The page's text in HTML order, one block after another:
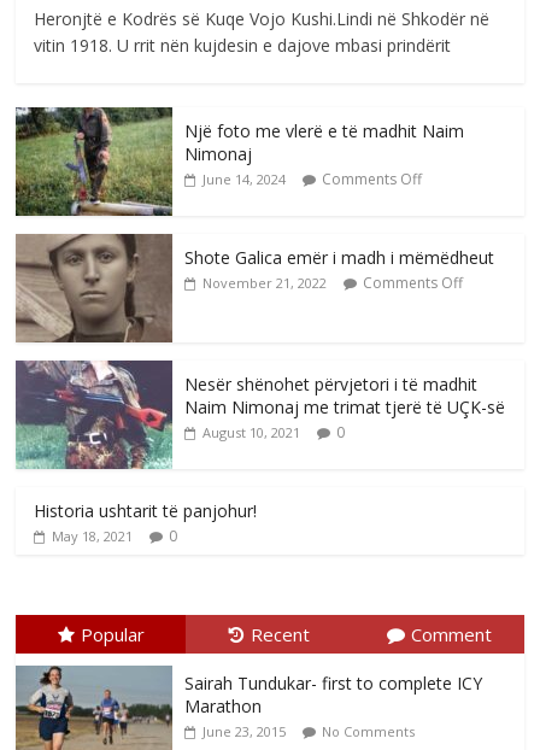
Heronjtë e Kodrës së Kuqe Vojo Kushi.Lindi në Shkodër në
vitin 1918. U rrit nën kujdesin e dajove mbasi prindërit
Një foto me vlerë e të madhit Naim
Nimonaj
June 14, 2024 Comments Off
Shote Galica emër i madh i mëmëdheut
November 21, 2022 Comments Off
Nesër shënohet përvjetori i të madhit
Naim Nimonaj me trimat tjerë të UÇK-së
August 10, 2021 0
Historia ushtarit të panjohur!
May 18, 2021 0
Popular Recent Comment
Sairah Tundukar- first to complete ICY
Marathon
June 23, 2015 No Comments